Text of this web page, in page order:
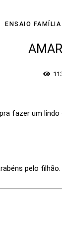
ENSAIO FAMÍLIA
fazer um
pelo filhão.